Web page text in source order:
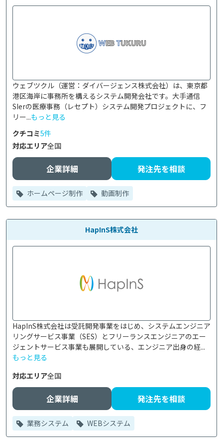
ウェブツクル（運営：ダイバージェンス株式会社）は、東京都
港区海岸に事務所を構えるシステム開発会社です。大手通信
SIerの医療事務（レセプト）システム開発プロジェクトに、フ
リー...もっと見る
クチコミ5件
対応エリア全国
企業詳細 発注先を相談
ホームページ制作 動画制作
HapInS株式会社
HapInS株式会社は受託開発事業をはじめ、システムエンジニア
リングサービス事業（SES）とフリーランスエンジニアのエー
ジェントサービス事業も展開している、エンジニア出身の経...
もっと見る
対応エリア全国
企業詳細 発注先を相談
業務システム WEBシステム